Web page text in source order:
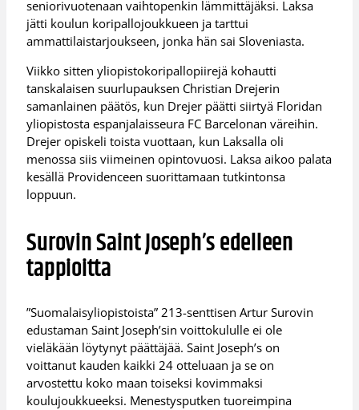
seniorivuotenaan vaihtopenkin lämmittäjäksi. Laksa
jätti koulun koripallojoukkueen ja tarttui
ammattilaistarjoukseen, jonka hän sai Sloveniasta.
Viikko sitten yliopistokoripallopiirejä kohautti
tanskalaisen suurlupauksen Christian Drejerin
samanlainen päätös, kun Drejer päätti siirtyä Floridan
yliopistosta espanjalaisseura FC Barcelonan väreihin.
Drejer opiskeli toista vuottaan, kun Laksalla oli
menossa siis viimeinen opintovuosi. Laksa aikoo palata
kesällä Providenceen suorittamaan tutkintonsa
loppuun.
Surovin Saint Joseph’s edelleen
tappioitta
”Suomalaisyliopistoista” 213-senttisen Artur Surovin
edustaman Saint Joseph’sin voittokululle ei ole
vieläkään löytynyt päättäjää. Saint Joseph’s on
voittanut kauden kaikki 24 otteluaan ja se on
arvostettu koko maan toiseksi kovimmaksi
koulujoukkueeksi. Menestysputken tuoreimpina